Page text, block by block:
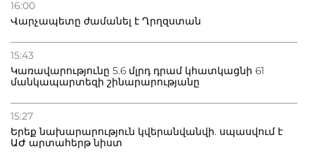
16:00
Վարչապետը ժամանել է Ղրղզստան
15:43
Կառավարությունը 5.6 մլրդ դրամ կհատկացնի 61
մանկապարտեզի շինարարությանը
15:27
Երեք նախարարություն կվերանվանվի. սպասվում է
ԱԺ արտահերթ նիստ